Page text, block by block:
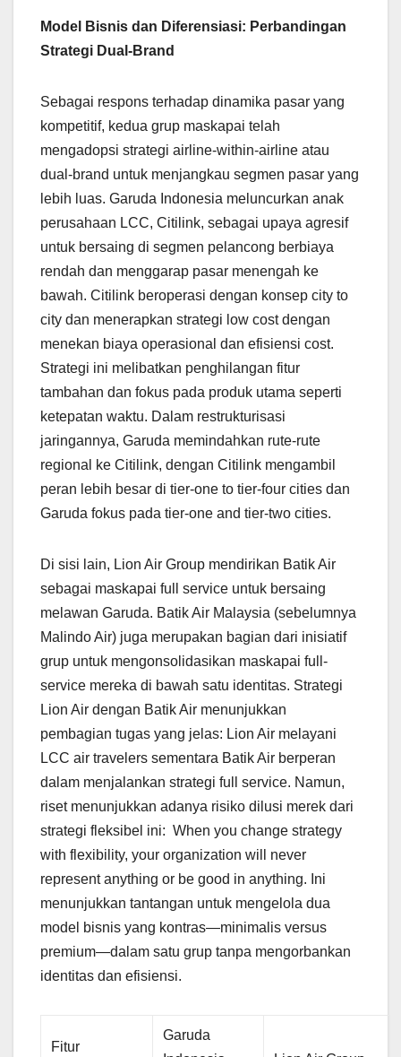
Model Bisnis dan Diferensiasi: Perbandingan
Strategi Dual-Brand
Sebagai respons terhadap dinamika pasar yang
kompetitif, kedua grup maskapai telah
mengadopsi strategi airline-within-airline atau
dual-brand untuk menjangkau segmen pasar yang
lebih luas. Garuda Indonesia meluncurkan anak
perusahaan LCC, Citilink, sebagai upaya agresif
untuk bersaing di segmen pelancong berbiaya
rendah dan menggarap pasar menengah ke
bawah. Citilink beroperasi dengan konsep city to
city dan menerapkan strategi low cost dengan
menekan biaya operasional dan efisiensi cost.
Strategi ini melibatkan penghilangan fitur
tambahan dan fokus pada produk utama seperti
ketepatan waktu. Dalam restrukturisasi
jaringannya, Garuda memindahkan rute-rute
regional ke Citilink, dengan Citilink mengambil
peran lebih besar di tier-one to tier-four cities dan
Garuda fokus pada tier-one and tier-two cities.
Di sisi lain, Lion Air Group mendirikan Batik Air
sebagai maskapai full service untuk bersaing
melawan Garuda. Batik Air Malaysia (sebelumnya
Malindo Air) juga merupakan bagian dari inisiatif
grup untuk mengonsolidasikan maskapai full-
service mereka di bawah satu identitas. Strategi
Lion Air dengan Batik Air menunjukkan
pembagian tugas yang jelas: Lion Air melayani
LCC air travelers sementara Batik Air berperan
dalam menjalankan strategi full service. Namun,
riset menunjukkan adanya risiko dilusi merek dari
strategi fleksibel ini: When you change strategy
with flexibility, your organization will never
represent anything or be good in anything. Ini
menunjukkan tantangan untuk mengelola dua
model bisnis yang kontras—minimalis versus
premium—dalam satu grup tanpa mengorbankan
identitas dan efisiensi.
Fitur
Garuda